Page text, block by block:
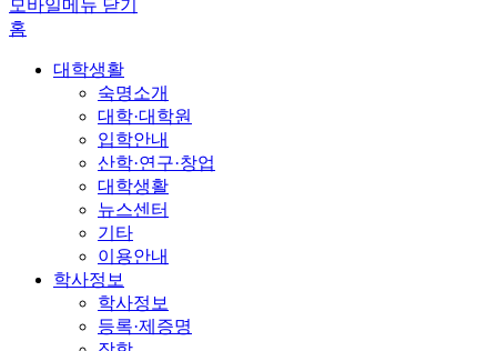
모바일메뉴 닫기
홈
대학생활
숙명소개
대학·대학원
입학안내
산학·연구·창업
대학생활
뉴스센터
기타
이용안내
학사정보
학사정보
등록·제증명